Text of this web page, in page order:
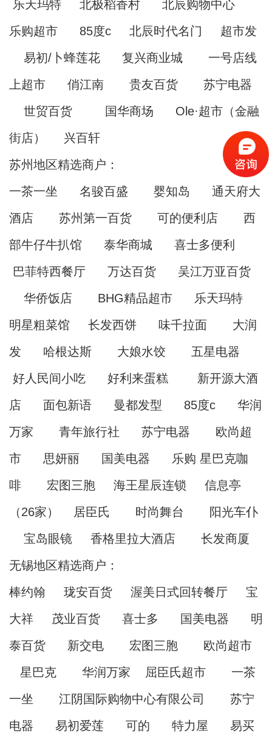
乐天玛特 北极稻香村 北辰购物中心
乐购超市 85度c 北辰时代名门 超市发
易初/卜蜂莲花 复兴商业城 一号店线
上超市 俏江南 贵友百货 苏宁电器
世贸百货 国华商场 Ole·超市（金融
街店） 兴百轩
苏州地区精选商户：
一茶一坐 名骏百盛 婴知岛 通天府大
酒店 苏州第一百货 可的便利店 西
部牛仔牛扒馆 泰华商城 喜士多便利
巴菲特西餐厅 万达百货 吴江万亚百货
华侨饭店 BHG精品超市 乐天玛特
明星粗菜馆 长发西饼 味千拉面 大润
发 哈根达斯 大娘水饺 五星电器
好人民间小吃 好利来蛋糕 新开源大酒
店 面包新语 曼都发型 85度c 华润
万家 青年旅行社 苏宁电器 欧尚超
市 思妍丽 国美电器 乐购 星巴克咖
啡 宏图三胞 海王星辰连锁 信息亭
（26家） 居臣氏 时尚舞台 阳光车仆
宝岛眼镜 香格里拉大酒店 长发商厦
无锡地区精选商户：
棒约翰 珑安百货 渥美日式回转餐厅 宝
大祥 茂业百货 喜士多 国美电器 明
泰百货 新交电 宏图三胞 欧尚超市
星巴克 华润万家 屈臣氏超市 一茶
一坐 江阴国际购物中心有限公司 苏宁
电器 易初爱莲 可的 特力屋 易买